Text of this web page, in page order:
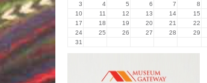
3
4 5 6 7 8
10
11 12 13 14 15
17
18 19 20 21 22
24
25 26 27 28 29
31